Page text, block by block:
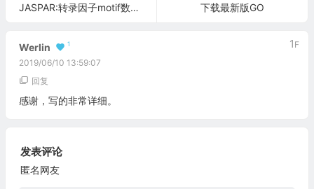
JASPAR:转录因子motif数据库
下载最新版GO
Werlin 1
2019/06/10 13:59:07
1 F
回复
感谢，写的非常详细。
发表评论
匿名网友